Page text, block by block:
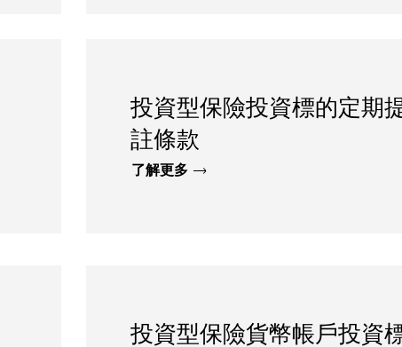
投資型保險投資標的定期
註條款
了解更多
投資型保險貨幣帳戶投資